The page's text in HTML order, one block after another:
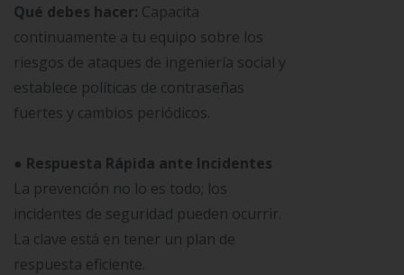
Qué debes hacer: Capacita
continuamente a tu equipo sobre los
riesgos de ataques de ingeniería social y
establece políticas de contraseñas
fuertes y cambios periódicos.
● Respuesta Rápida ante Incidentes
La prevención no lo es todo; los
incidentes de seguridad pueden ocurrir.
La clave está en tener un plan de
respuesta eficiente.